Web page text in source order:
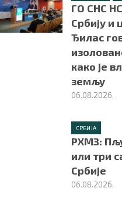
ГО СНС
Србију и
Ђилас
како је
земљу
06.08.2026.
СРБИЈА
РХМЗ:
или три
Србије
06.08.2026.